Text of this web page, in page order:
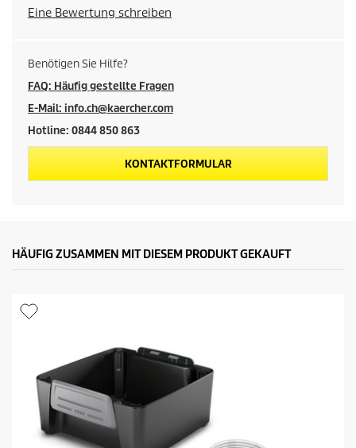
Eine Bewertung schreiben
Benötigen Sie Hilfe?
FAQ: Häufig gestellte Fragen
E-Mail: info.ch@kaercher.com
Hotline: 0844 850 863
KONTAKTFORMULAR
HÄUFIG ZUSAMMEN MIT DIESEM PRODUKT GEKAUFT